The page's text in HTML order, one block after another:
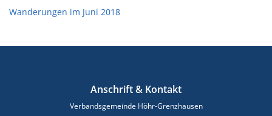
Wanderungen im Juni 2018
Anschrift & Kontakt
Verbandsgemeinde Höhr-Grenzhausen